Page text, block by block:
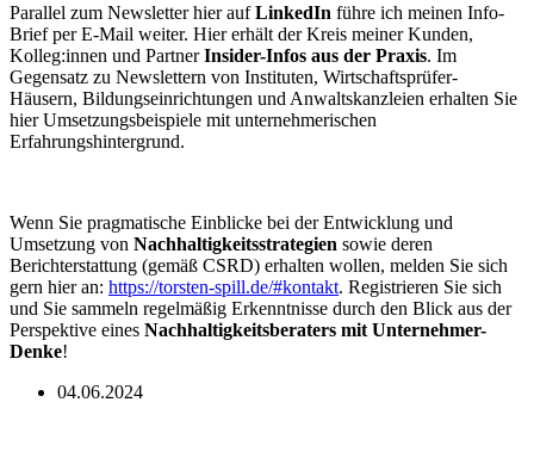
Parallel zum Newsletter hier aufLinkedIn führe ich meinen Info-
Brief per E-Mail weiter. Hier erhält der Kreis meiner Kunden,
Kolleg:innen und PartnerInsider-Infos aus der Praxis. Im
Gegensatz zu Newslettern von Instituten, Wirtschaftsprüfer-
Häusern, Bildungseinrichtungen und Anwaltskanzleien erhalten Sie
hier Umsetzungsbeispiele mit unternehmerischen
Erfahrungshintergrund.
Wenn Sie pragmatische Einblicke bei der Entwicklung und
Umsetzung von Nachhaltigkeitsstrategien sowie deren
Berichterstattung (gemäß CSRD) erhalten wollen, melden Sie sich
gern hier an: https://torsten-spill.de/#kontakt. Registrieren Sie sich
und Sie sammeln regelmäßig Erkenntnisse durch den Blick aus der
Perspektive eines Nachhaltigkeitsberaters mit Unternehmer-
Denke!
04.06.2024